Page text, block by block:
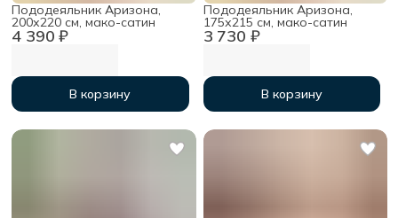
4 390 ₽
Пододеяльник Аризона,
200х220 см, мако-сатин
В корзину
3 730 ₽
Пододеяльник Аризона,
175х215 см, мако-сатин
В корзину